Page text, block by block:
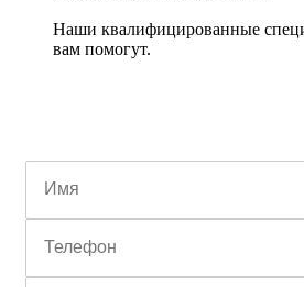
Наши квалифицированные
вам помогут.